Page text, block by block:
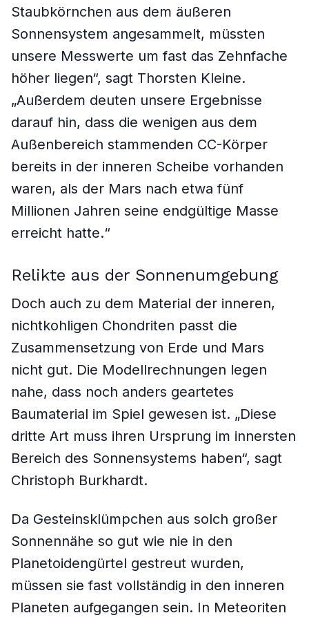
Staubkörnchen aus dem äußeren
Sonnensystem angesammelt, müssten
unsere Messwerte um fast das Zehnfache
höher liegen“, sagt Thorsten Kleine.
„Außerdem deuten unsere Ergebnisse
darauf hin, dass die wenigen aus dem
Außenbereich stammenden CC-Körper
bereits in der inneren Scheibe vorhanden
waren, als der Mars nach etwa fünf
Millionen Jahren seine endgültige Masse
erreicht hatte.“
Relikte aus der Sonnenumgebung
Doch auch zu dem Material der inneren,
nichtkohligen Chondriten passt die
Zusammensetzung von Erde und Mars
nicht gut. Die Modellrechnungen legen
nahe, dass noch anders geartetes
Baumaterial im Spiel gewesen ist. „Diese
dritte Art muss ihren Ursprung im innersten
Bereich des Sonnensystems haben“, sagt
Christoph Burkhardt.
Da Gesteinsklümpchen aus solch großer
Sonnennähe so gut wie nie in den
Planetoidengürtel gestreut wurden,
müssen sie fast vollständig in den inneren
Planeten aufgegangen sein. In Meteoriten